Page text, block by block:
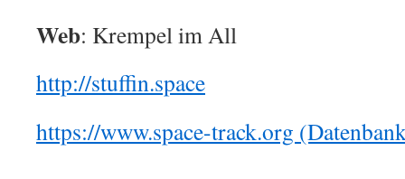
Web: Krempel im All
http://stuffin.space
https://www.space-track.org